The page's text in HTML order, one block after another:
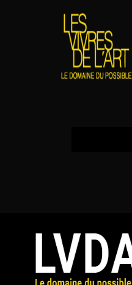
15 mars 2020
ByMaxime